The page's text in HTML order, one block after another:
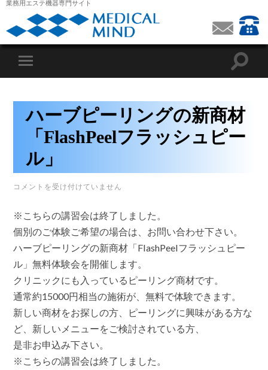
業務用エステ機器専門サイト
ハーブピーリングの新商材
「FlashPeelフラッシュピー
ル」
ハ
ピ
ー
リ
ン
の
新
商
材
「FLASHPEEL
フ
ラ
シ
ュ
コメントを受け付けていません
※こちらの講習会は終了しました。
個別のご体験ご希望の場合は、お問い合わせ下さい。
ハーブピーリングの新商材「FlashPeelフラッシュピー
ル」無料体験会を開催します。
クリニックにも入っているピーリング商材です。
通常約15000円相当の施術が、無料で体験できます。
新しい商材をお探しの方、ピーリングに興味がある方な
ど、新しいメニューをご検討されている方、
是非お申込み下さい。
※こちらの講習会は終了しました。